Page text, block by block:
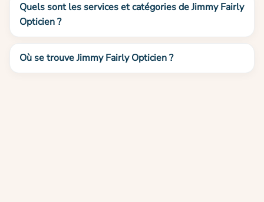
Quels sont les services et catégories de Jimmy Fairly
Opticien ?
Où se trouve Jimmy Fairly Opticien ?